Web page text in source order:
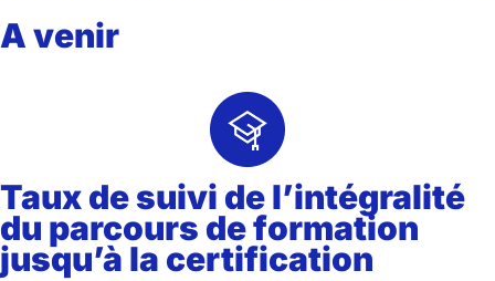
A venir
Taux de suivi de l’intégralité
du parcours de formation
jusqu’à la certification